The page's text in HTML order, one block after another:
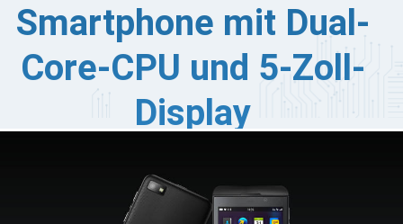
Smartphone mit Dual-
Core-CPU und 5-Zoll-
Display
für viele Anwender sicherlich nicht neu. Um aus der
herauszukommen, plant der kanadischer Hersteller
Business-Devices nun ein Gaming-Smartphone,